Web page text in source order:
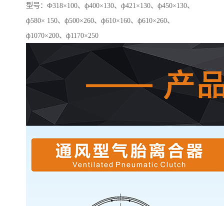
型号：Ф318×100、ф400×130、ф421×130、ф450×130、
ф580× 150、ф500×260、ф610×160、ф610×260、
ф1070×200、ф1170×250